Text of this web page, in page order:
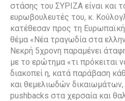
στάσης του ΣΥΡΙΖΑ είναι και
ευρωβουλευτές του, κ.
κατέθεσαν προς τη
θέμα «Νέα τραγωδία στα
Νεκρή 5χρονη παραμένει
με το ερώτημα «τι πρόκειται
διακοπεί η, κατά παράβαση
και θεμελιωδών
pushbacks στα χερσαία και